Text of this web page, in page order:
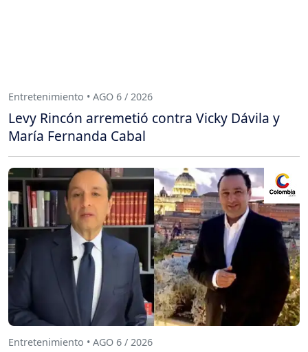
Entretenimiento • AGO 6 / 2026
Levy Rincón arremetió contra Vicky Dávila y
María Fernanda Cabal
Entretenimiento • AGO 6 / 2026